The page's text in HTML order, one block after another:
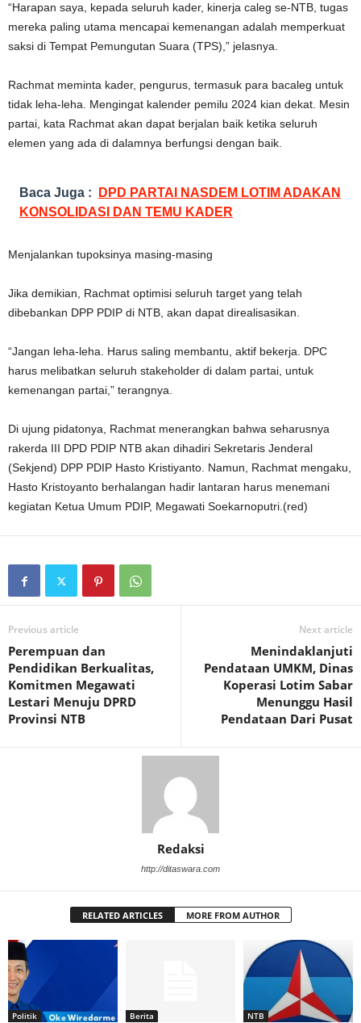
“Harapan saya, kepada seluruh kader, kinerja caleg se-NTB, tugas
mereka paling utama mencapai kemenangan adalah memperkuat
saksi di Tempat Pemungutan Suara (TPS),” jelasnya.
Rachmat meminta kader, pengurus, termasuk para bacaleg untuk
tidak leha-leha. Mengingat kalender pemilu 2024 kian dekat. Mesin
partai, kata Rachmat akan dapat berjalan baik ketika seluruh
elemen yang ada di dalamnya berfungsi dengan baik.
Baca Juga :
DPD PARTAI NASDEM LOTIM ADAKAN
KONSOLIDASI DAN TEMU KADER
Menjalankan tupoksinya masing-masing
Jika demikian, Rachmat optimisi seluruh target yang telah
dibebankan DPP PDIP di NTB, akan dapat direalisasikan.
“Jangan leha-leha. Harus saling membantu, aktif bekerja. DPC
harus melibatkan seluruh stakeholder di dalam partai, untuk
kemenangan partai,” terangnya.
Di ujung pidatonya, Rachmat menerangkan bahwa seharusnya
rakerda III DPD PDIP NTB akan dihadiri Sekretaris Jenderal
(Sekjend) DPP PDIP Hasto Kristiyanto. Namun, Rachmat mengaku,
Hasto Kristoyanto berhalangan hadir lantaran harus menemani
kegiatan Ketua Umum PDIP, Megawati Soekarnoputri.(red)
Previous article
Perempuan dan
Pendidikan Berkualitas,
Komitmen Megawati
Lestari Menuju DPRD
Provinsi NTB
Next article
Menindaklanjuti
Pendataan UMKM, Dinas
Koperasi Lotim Sabar
Menunggu Hasil
Pendataan Dari Pusat
Redaksi
http://ditaswara.com
RELATED ARTICLES MORE FROM AUTHOR
Politik Berita NTB